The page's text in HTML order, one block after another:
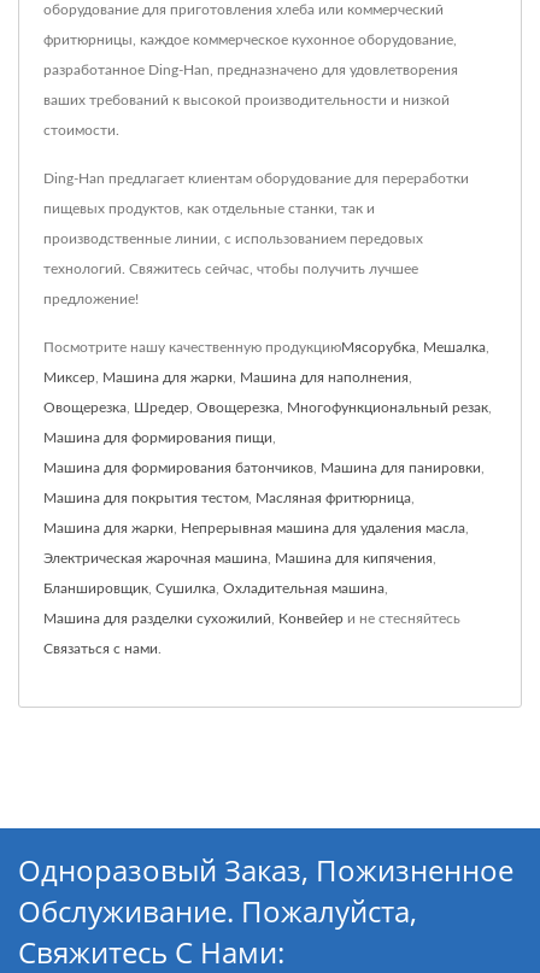
оборудование для приготовления хлеба или коммерческий
фритюрницы, каждое коммерческое кухонное оборудование,
разработанное Ding-Han, предназначено для удовлетворения
ваших требований к высокой производительности и низкой
стоимости.
Ding-Han предлагает клиентам оборудование для переработки
пищевых продуктов, как отдельные станки, так и
производственные линии, с использованием передовых
технологий. Свяжитесь сейчас, чтобы получить лучшее
предложение!
Посмотрите нашу качественную продукциюМясорубка Мешалка
Миксер Машина для жарки Машина для наполнения
Овощерезка Шредер Овощерезка Многофункциональный резак
Машина для формирования пищи
Машина для формирования батончиков Машина для панировки
Машина для покрытия тестом Масляная фритюрница
Машина для жарки Непрерывная машина для удаления масла
Электрическая жарочная машина Машина для кипячения
Бланшировщик Сушилка Охладительная машина
Машина для разделки сухожилий Конвейер и не стесняйтесь
Связаться с нами
Одноразовый Заказ, Пожизненное
Обслуживание. Пожалуйста,
Свяжитесь С Нами: